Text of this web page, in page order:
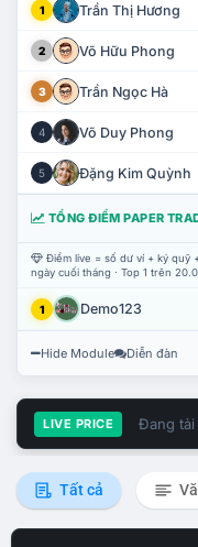
1 Trần Thị Hương
2 Võ Hữu Phong
3 Trần Ngọc Hà
4 Võ Duy Phong
5 Đặng Kim Quỳnh
TỔNG ĐIỂM PAPER
Điểm live = số dư ví + ký quỹ
ngày cuối tháng · Top 1 trên
1 Demo123
Hide Module Diễn đàn
LIVE PRICE Đang tải
Tất cả